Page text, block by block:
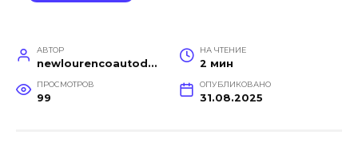
АВТОР
newlourencoautodetail
НА ЧТЕНИЕ
2 мин
ПРОСМОТРОВ
99
ОПУБЛИКОВАНО
31.08.2025